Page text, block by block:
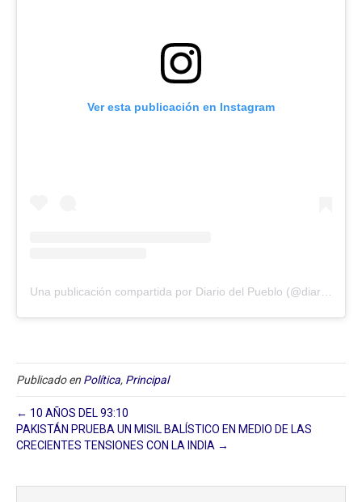
Ver esta publicación en Instagram
Publicado en Política, Principal
← 10 AÑOS DEL 93:10
PAKISTÁN PRUEBA UN MISIL BALÍSTICO EN MEDIO DE LAS
CRECIENTES TENSIONES CON LA INDIA →